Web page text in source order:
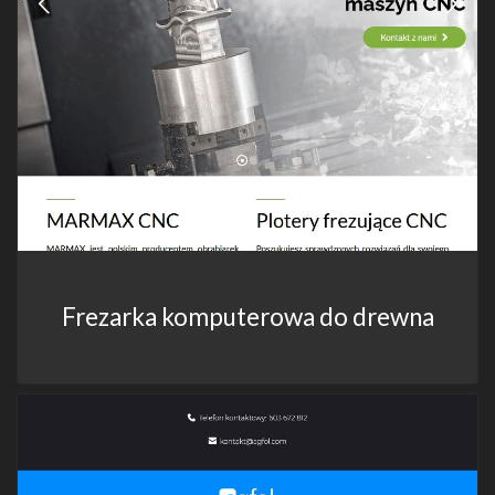
Frezarka komputerowa do drewna